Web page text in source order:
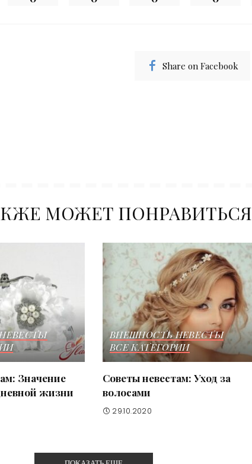
Share on Facebook
МОЖЕТ ПОНРАВИТЬСЯ
Значение
жизни
ВНЕШНОСТЬ НЕВЕСТЫ
ВСЕ КАТЕГОРИИ
Советы невестам: Уход за
волосами
29.10.2020